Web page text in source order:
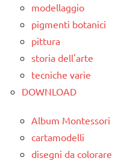
dai
6
DOWNLOAD
grammatica
GUIDA
DIDATTICA
MONTESSORI
anni
DOWNLOAD
grammatica
italiano
materiale
didattico
modellaggio
pigmenti botanici
pittura
storia dell'arte
tecniche varie
DOWNLOAD
Album Montessori
cartamodelli
disegni da colorare